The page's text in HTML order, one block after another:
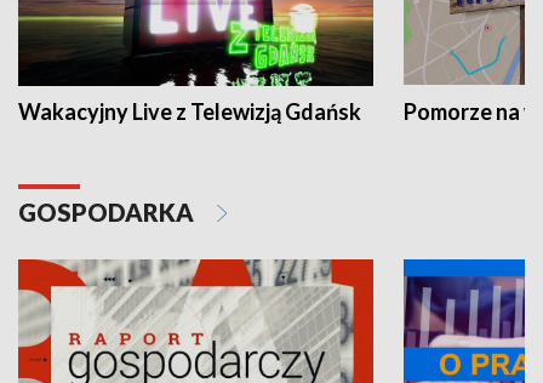
Wakacyjny Live z Telewizją Gdańsk Pomorze na
GOSPODARKA